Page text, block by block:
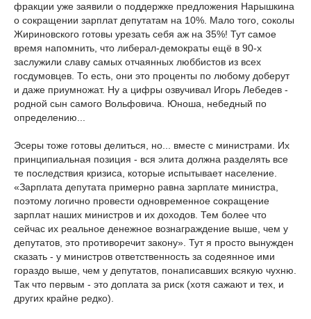
фракции уже заявили о поддержке предложения Нарышкина
о сокращении зарплат депутатам на 10%. Мало того, соколы
Жириновского готовы урезать себя аж на 35%! Тут самое
время напомнить, что либерал-демократы ещё в 90-х
заслужили славу самых отчаянных люббистов из всех
госдумовцев. То есть, они это проценты по любому доберут
и даже приумножат. Ну а цифры озвучивал Игорь Лебедев -
родной сын самого Вольфовича. Юноша, небедный по
определению...
Эсеры тоже готовы делиться, но... вместе с министрами. Их
принципиальная позиция - вся элита должна разделять все
те последствия кризиса, которые испытывает население.
«Зарплата депутата примерно равна зарплате министра,
поэтому логично провести одновременное сокращение
зарплат наших министров и их доходов. Тем более что
сейчас их реальное денежное вознаграждение выше, чем у
депутатов, это противоречит закону». Тут я просто вынужден
сказать - у министров ответственность за содеянное ими
гораздо выше, чем у депутатов, понаписавших всякую чухню.
Так что первым - это доплата за риск (хотя сажают и тех, и
других крайне редко).